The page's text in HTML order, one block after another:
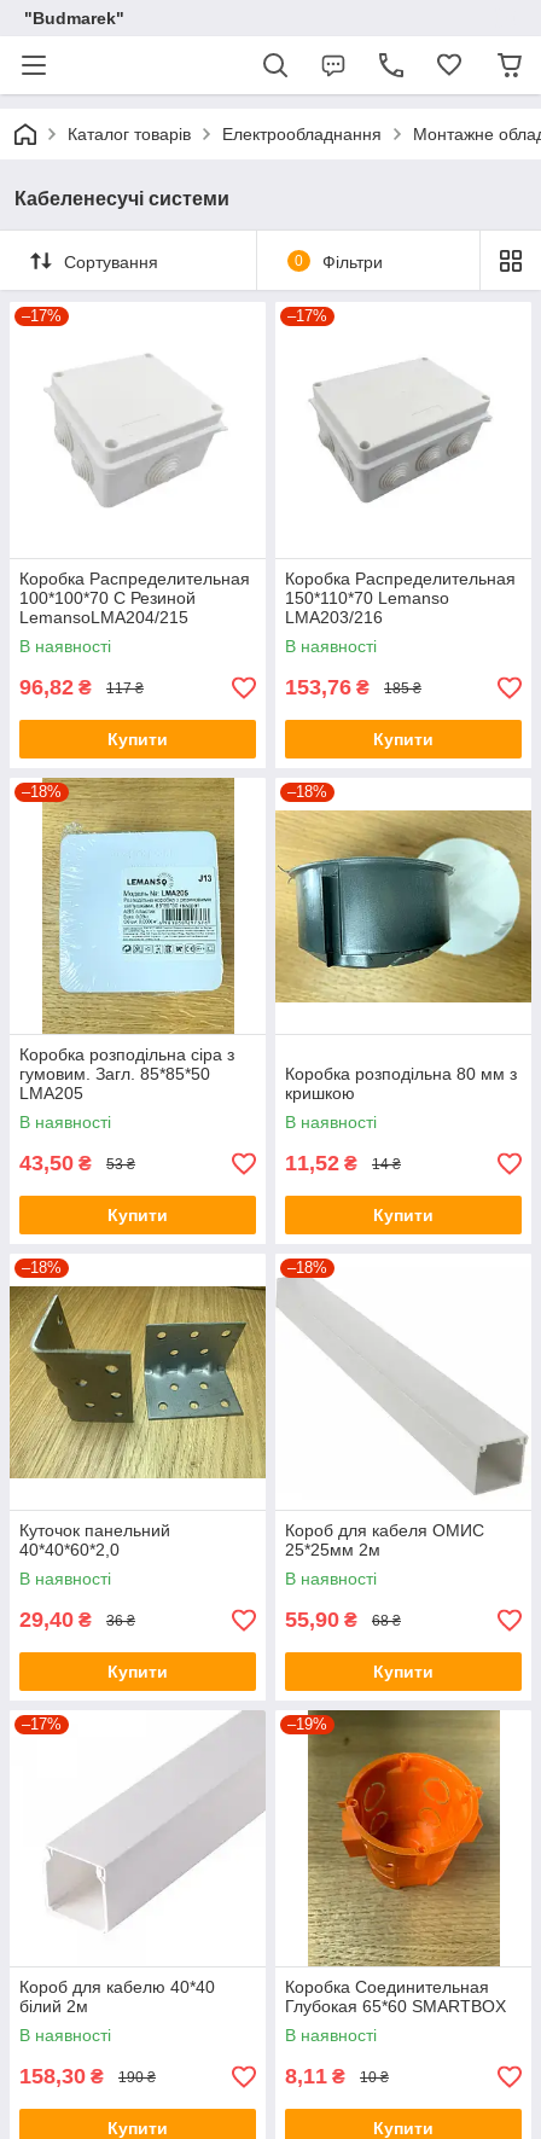
"Budmarek"
Каталог товарів Електрообладнання Монтажне
Кабеленесучі системи
Сортування 0 Фільтри
–17%
Коробка Распределительная
100*100*70 С Резиной
LemansoLMA204/215
В наявності
96,82 ₴ 117 ₴
Купити
–17%
Коробка Распределительная
150*110*70 Lemanso
LMA203/216
В наявності
153,76 ₴ 185 ₴
Купити
–18%
Коробка розподільна сіра з
гумовим. Загл. 85*85*50
LMA205
В наявності
43,50 ₴ 53 ₴
Купити
–18%
Коробка розподільна 80 мм з
кришкою
В наявності
11,52 ₴ 14 ₴
Купити
–18%
Куточок панельний
40*40*60*2,0
В наявності
29,40 ₴ 36 ₴
Купити
–18%
Короб для кабеля ОМИС
25*25мм 2м
В наявності
55,90 ₴ 68 ₴
Купити
–17%
Короб для кабелю 40*40
білий 2м
В наявності
158,30 ₴ 190 ₴
Купити
–19%
Коробка Соединительная
Глубокая 65*60 SMARTBOX
В наявності
8,11 ₴ 10 ₴
Купити